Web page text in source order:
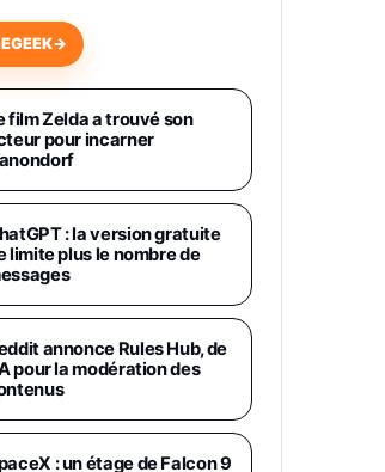
Android 5G avec
AI, 512 Go, Chargeur
Rapide 25W Inclus,
déverrouillé, Noir,
FR
1399€Fnac (Vendeur Tiers)
S26 Ultra 512 Go Bleu
1399€ Fnac (Vendeur Tiers)
S26 Ultra 256 Go Violet
1199€
SHK2000BL - Casque
- Bleu & Répartiteur Audio
Blanc
29,96€ Fnac (Vendeur Tiers)
→
film Zelda a trouvé son
pour incarner
: la version gratuite
limite plus le nombre de
annonce Rules Hub, de
pour la modération des
: un étage de Falcon 9